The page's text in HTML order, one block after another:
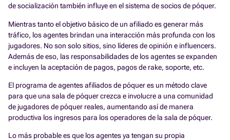
de socialización también influye en el sistema de socios de póquer.
Mientras tanto el objetivo básico de un afiliado es generar más
tráfico, los agentes brindan una interacción más profunda con los
jugadores. No son solo sitios, sino líderes de opinión e influencers.
Además de eso, las responsabilidades de los agentes se expanden
e incluyen la aceptación de pagos, pagos de rake, soporte, etc.
El programa de agentes afiliados de póquer es un método clave
para que una sala de póquer crezca e involucre a una comunidad
de jugadores de póquer reales, aumentando así de manera
productiva los ingresos para los operadores de la sala de póquer.
Lo más probable es que los agentes ya tengan su propia